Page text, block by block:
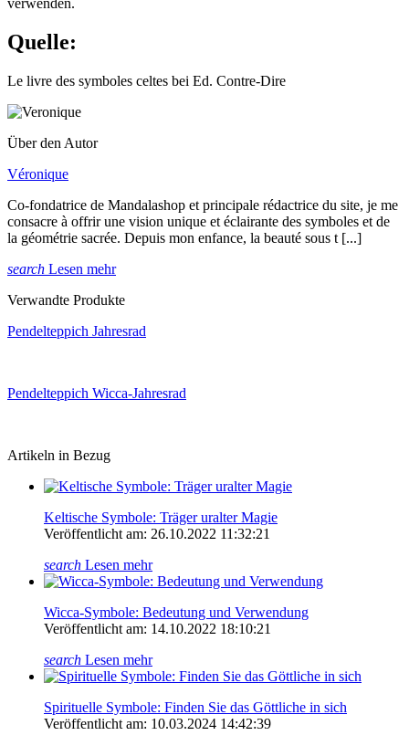
verwenden.
Quelle:
Le livre des symboles celtes bei Ed. Contre-Dire
Über den Autor
Véronique
Co-fondatrice de Mandalashop et principale rédactrice du site, je me
consacre à offrir une vision unique et éclairante des symboles et de
la géométrie sacrée. Depuis mon enfance, la beauté sous t [...]
search Lesen mehr
Verwandte Produkte
Pendelteppich Jahresrad
Pendelteppich Wicca-Jahresrad
Artikeln in Bezug
Keltische Symbole: Träger uralter Magie
Veröffentlicht am: 26.10.2022 11:32:21
search Lesen mehr
Wicca-Symbole: Bedeutung und Verwendung
Veröffentlicht am: 14.10.2022 18:10:21
search Lesen mehr
Spirituelle Symbole: Finden Sie das Göttliche in sich
Veröffentlicht am: 10.03.2024 14:42:39